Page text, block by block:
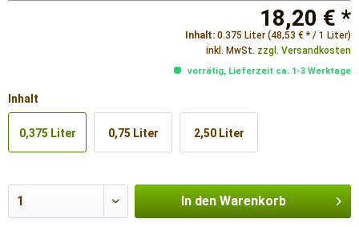
18,20 € *
Inhalt: 0.375 Liter (48,53 € * / 1 Liter)
inkl. MwSt. zzgl. Versandkosten
vorrätig, Lieferzeit ca. 1-3 Werktage
Inhalt
0,375 Liter 0,75 Liter 2,50 Liter
In den Warenkorb